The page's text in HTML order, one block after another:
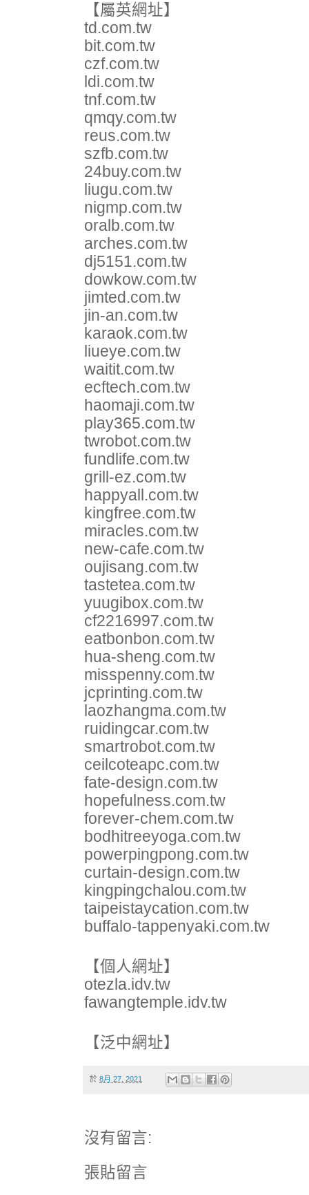
【屬英網址】
td.com.tw
bit.com.tw
czf.com.tw
ldi.com.tw
tnf.com.tw
qmqy.com.tw
reus.com.tw
szfb.com.tw
24buy.com.tw
liugu.com.tw
nigmp.com.tw
oralb.com.tw
arches.com.tw
dj5151.com.tw
dowkow.com.tw
jimted.com.tw
jin-an.com.tw
karaok.com.tw
liueye.com.tw
waitit.com.tw
ecftech.com.tw
haomaji.com.tw
play365.com.tw
twrobot.com.tw
fundlife.com.tw
grill-ez.com.tw
happyall.com.tw
kingfree.com.tw
miracles.com.tw
new-cafe.com.tw
oujisang.com.tw
tastetea.com.tw
yuugibox.com.tw
cf2216997.com.tw
eatbonbon.com.tw
hua-sheng.com.tw
misspenny.com.tw
jcprinting.com.tw
laozhangma.com.tw
ruidingcar.com.tw
smartrobot.com.tw
ceilcoteapc.com.tw
fate-design.com.tw
hopefulness.com.tw
forever-chem.com.tw
bodhitreeyoga.com.tw
powerpingpong.com.tw
curtain-design.com.tw
kingpingchalou.com.tw
taipeistaycation.com.tw
buffalo-tappenyaki.com.tw
【個人網址】
otezla.idv.tw
fawangtemple.idv.tw
【泛中網址】
於 8月 27, 2021
沒有留言:
張貼留言